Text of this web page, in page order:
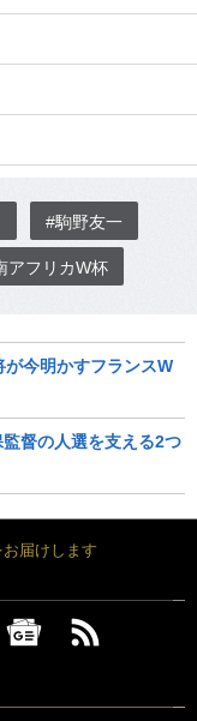
#駒野友一
アフリカW杯
今明かすフランスW
督の人選を支える2つ
届けします